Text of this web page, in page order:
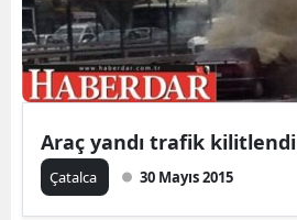
Araç yandı trafik kilitlendi
Çatalca 30 Mayıs 2015